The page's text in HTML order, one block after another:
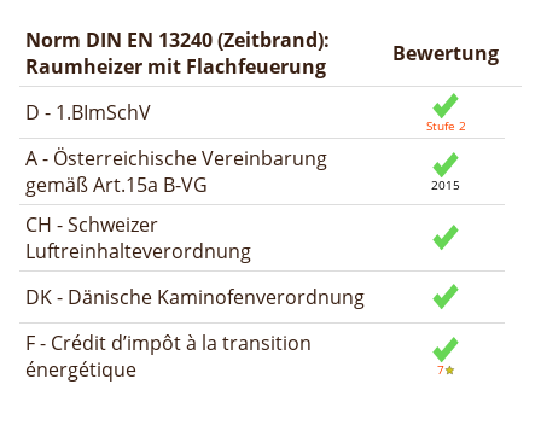
Norm DIN EN 13240 (Zeitbrand):
Raumheizer mit Flachfeuerung
Bewertung
D - 1.BImSchV
A - Österreichische Vereinbarung
gemäß Art.15a B-VG
CH - Schweizer
Luftreinhalteverordnung
DK - Dänische Kaminofenverordnung
F - Crédit d’impôt à la transition
énergétique